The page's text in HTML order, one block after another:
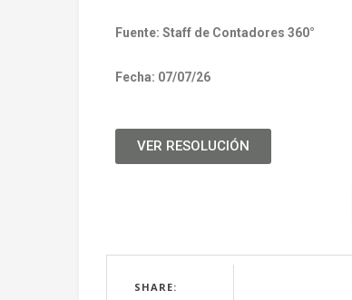
Fuente: Staff de Contadores 360°
Fecha: 07/07/26
VER RESOLUCIÓN
SHARE: